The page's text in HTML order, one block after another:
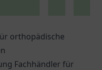
orthopädische
Fachhändler für